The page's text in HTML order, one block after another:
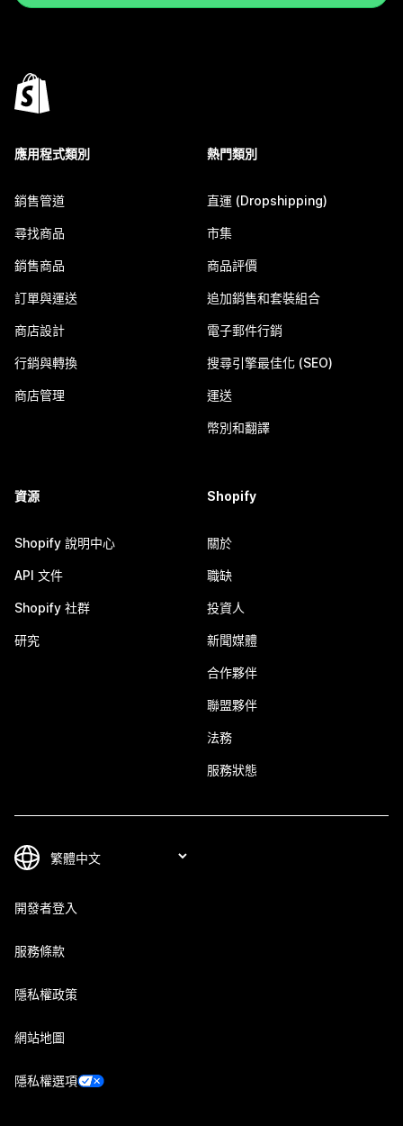
應用程式類別
銷售管道
尋找商品
銷售商品
訂單與運送
商店設計
行銷與轉換
商店管理
熱門類別
直運 (Dropshipping)
市集
商品評價
追加銷售和套裝組合
電子郵件行銷
搜尋引擎最佳化 (SEO)
運送
幣別和翻譯
資源
Shopify 說明中心
API 文件
Shopify 社群
研究
Shopify
關於
職缺
投資人
新聞媒體
合作夥伴
聯盟夥伴
法務
服務狀態
開發者登入
服務條款
隱私權政策
網站地圖
隱私權選項